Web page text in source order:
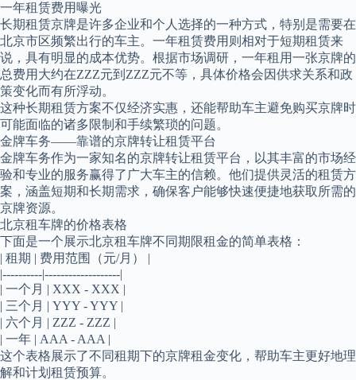
一年租赁费用曝光
长期租赁京牌是许多企业和个人选择的一种方式，特别是需要在
北京市区频繁出行的车主。一年租赁费用则相对于短期租赁来
说，具有明显的成本优势。根据市场调研，一年租用一张京牌的
总费用大约在ZZZ元到ZZZ元不等，具体价格会因供求关系和政
策变化而有所浮动。
这种长期租赁方案不仅经济实惠，还能帮助车主避免购买京牌时
可能面临的诸多限制和手续繁琐的问题。
金牌车务——靠谱的京牌转让租赁平台
金牌车务作为一家知名的京牌转让租赁平台，以其丰富的市场经
验和专业的服务赢得了广大车主的信赖。他们提供灵活的租赁方
案，涵盖短期和长期需求，确保客户能够快速便捷地获取所需的
京牌资源。
北京租车牌的价格表格
下面是一个展示北京租车牌不同期限租金的简单表格：
| 租期 | 费用范围（元/月） |
|----------|-------------------|
| 一个月 | XXX - XXX |
| 三个月 | YYY - YYY |
| 六个月 | ZZZ - ZZZ |
| 一年 | AAA - AAA |
这个表格展示了不同租期下的京牌租金变化，帮助车主更好地理
解和计划租赁预算。